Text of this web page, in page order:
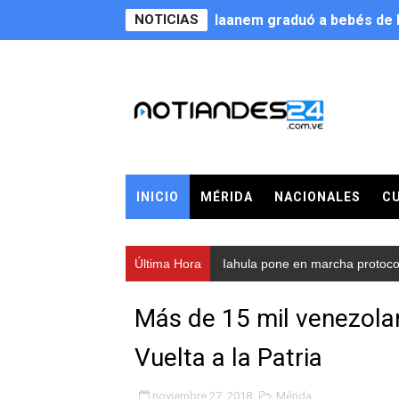
NOTICIAS Iaanem graduó a bebés
Arranca en Rivas Dávila el
CorpoMérida continúa
Fundacite culmina primera
Nevado Gas optimiza
Alcaldía del Municipio
INICIO MÉRIDA NACIONALES
Última Hora Iahula pone en marcha
Más de 15 mil
Vuelta a la Patria
noviembre 27, 2018 Mérida